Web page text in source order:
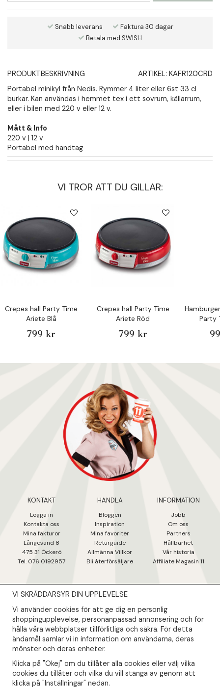
Snabb leverans
Faktura 30 dagar
Betala med SWISH
PRODUKTBESKRIVNING ARTIKEL: KAFR120CRD
Portabel minikyl från Nedis. Rymmer 4 liter eller 6st 33 cl
burkar. Kan användas i hemmet tex i ett sovrum, källarrum,
eller i bilen med 220 v eller 12 v.
Mått & Info
220 v | 12 v
Portabel med handtag
VI TROR ATT DU GILLAR:
Crepes häll Party Time
Ariete Blå
799 kr
Crepes häll Party Time
Ariete Röd
799 kr
Party
KONTAKT
Logga in
Kontakta oss
Mina fakturor
Långesand 8
475 31 Öckerö
Tel. 076 0192957
HANDLA
Bloggen
Inspiration
Mina favoriter
Returguide
Allmänna Villkor
Bli återförsäljare
INFORMATION
Jobb
Om oss
Partners
Hållbarhet
Vår historia
Affiliate Magasin 11
NYHETSBREV
Såklart skall du ta del av våra bästa erbjudanden & nyheter!
Din mail kommer endast användas till våra nyhetsbrev.
VI SKRÄDDARSYR DIN UPPLEVELSE
Vi använder cookies för att ge dig en personlig
shoppingupplevelse, personanpassad annonsering och för
hålla våra webbplatser tillförlitliga och säkra. För detta
ändamål samlar vi in information om användarna, deras
mönster och deras enheter.
Klicka på "Okej" om du tillåter alla cookies eller välj vilka
cookies du tillåter och vilka du vill stänga av genom att
klicka på "Inställningar" nedan.